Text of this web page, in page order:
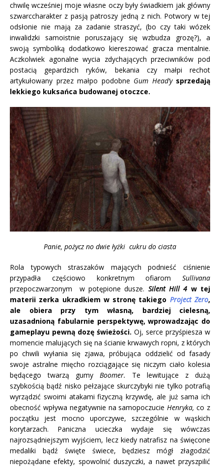
chwilę wcześniej moje własne oczy były świadkiem jak główny
szwarccharakter z pasją patroszy jedną z nich. Potwory w tej
odsłonie nie mają za zadanie straszyć, (bo czy taki wózek
inwalidzki samoistnie poruszający się wzbudza grozę?), a
swoją symboliką dodatkowo kiereszować gracza mentalnie.
Aczkolwiek agonalne wycia zdychających przeciwników pod
postacią gepardzich ryków, bekania czy małpi rechot
artykułowany przez małpo podobne Gum Head’y sprzedają
lekkiego kuksańca budowanej otoczce.
Panie, pożycz no dwie łyżki cukru do ciasta
Rola typowych straszaków mających podnieść ciśnienie
przypadła częściowo konkretnym ofiarom Sullivana
przepoczwarzonym w potępione dusze. Silent Hill 4 w tej
materii zerka ukradkiem w stronę takiego Project Zero,
ale obiera przy tym własną, bardziej cielesną,
uzasadnioną fabularnie perspektywę, wprowadzając do
gameplayu pewną dozę świeżości. Oj, serce przyśpiesza w
momencie malujących się na ścianie krwawych ropni, z których
po chwili wyłania się zjawa, próbująca oddzielić od fasady
swoje astralne mięcho rozciągające się niczym ciało kolesia
będącego twarzą gumy Boomer.
Te lewitujące z dużą
szybkością bądź nisko pełzające skurczybyki nie tylko potrafią
wyrządzić swoimi atakami fizyczną krzywdę, ale już sama ich
obecność wpływa negatywnie na samopoczucieHenryka, co z
początku jest mocno uporczywe, szczególnie w wąskich
korytarzach. Paniczna ucieczka wydaje się wówczas
najrozsądniejszym wyjściem, lecz kiedy natrafisz na święcone
medaliki bądź święte świece, będziesz mógł złagodzić
niepożądane efekty, spowolnić duszyczki, a nawet przyszpilić